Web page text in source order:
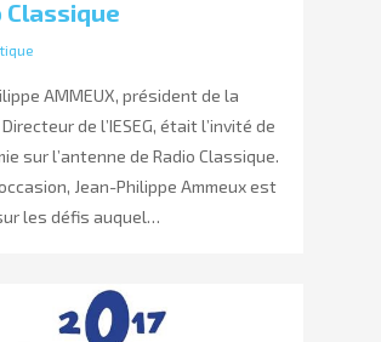
Classique
AMMEUX, président de la
Directeur de l’IESEG, était l’invité de
sur l’antenne de Radio Classique.
Jean-Philippe Ammeux est
les défis auquel…